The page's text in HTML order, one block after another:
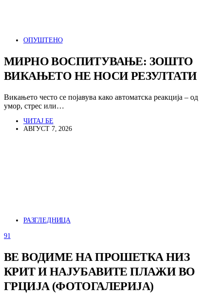
ОПУШТЕНО
МИРНО ВОСПИТУВАЊЕ: ЗОШТО
ВИКАЊЕТО НЕ НОСИ РЕЗУЛТАТИ
Викањето често се појавува како автоматска реакција – од
умор, стрес или…
ЧИТАЈ БЕ
АВГУСТ 7, 2026
РАЗГЛЕДНИЦА
91
ВЕ ВОДИМЕ НА ПРОШЕТКА НИЗ
КРИТ И НАЈУБАВИТЕ ПЛАЖИ ВО
ГРЦИЈА (ФОТОГАЛЕРИЈА)